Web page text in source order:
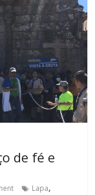
de fé e
Lapa,